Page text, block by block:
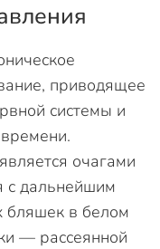
приводящее
системы и
очагами
с дальнейшим
бляшек в белом
— рассеянной